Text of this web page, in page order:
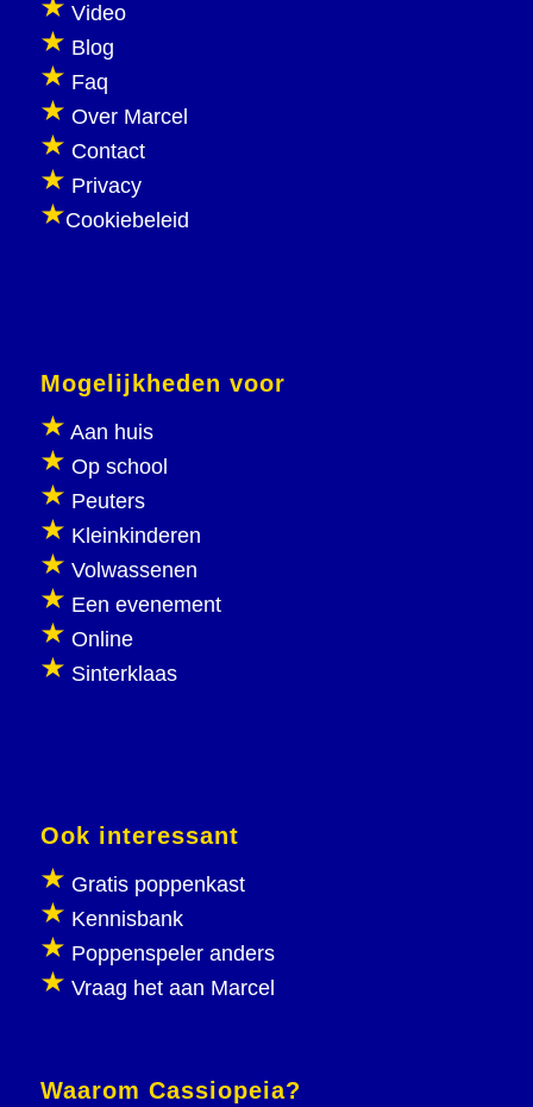
Video
Blog
Faq
Over Marcel
Contact
Privacy
Cookiebeleid
Mogelijkheden voor
Aan huis
Op school
Peuters
Kleinkinderen
Volwassenen
Een evenement
Online
Sinterklaas
Ook interessant
Gratis poppenkast
Kennisbank
Poppenspeler anders
Vraag het aan Marcel
Waarom Cassiopeia?